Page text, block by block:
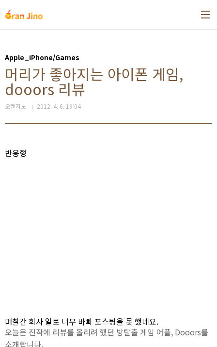
Apple_iPhone/Games
머리가 좋아지는 아이폰 게임,
dooors 리뷰
오렌지노 2012. 4. 6. 19:04
반응형
며칠간 회사 일로 너무 바빠 포스팅을 못 했네요.
오늘은 진작에 리뷰를 올리려 했던 방탈출 게임 어플, Dooors를
소개합니다.